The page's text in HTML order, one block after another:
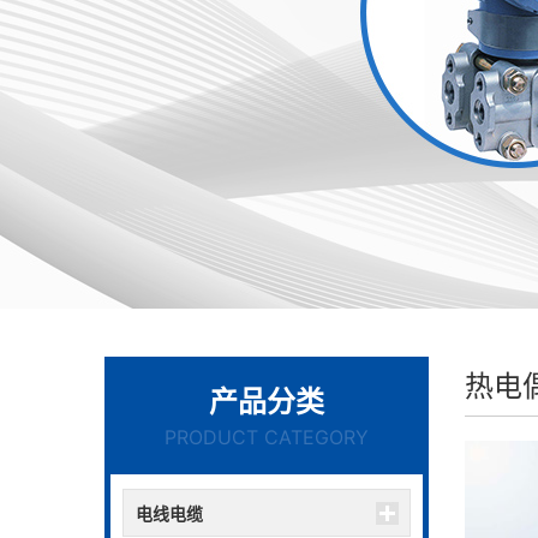
产品分类
PRODUCT CATEGORY
电线电缆
热电